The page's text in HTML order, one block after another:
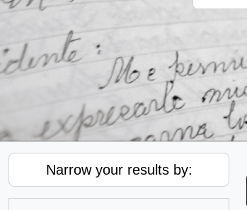
Narrow your results by: